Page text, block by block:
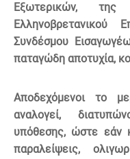
Εξωτερικών,
Ελληνοβρετανικού
Συνδέσμου
παταγώδη αποτυχία,
Αποδεχόμενοι το
αναλογεί,
υπόθεσης, ώστε εάν
παραλείψεις,